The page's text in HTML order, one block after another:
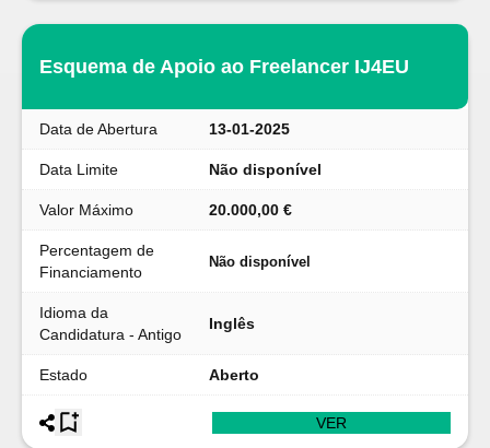
Esquema de Apoio ao Freelancer IJ4EU
Data de Abertura 13-01-2025
Data Limite Não disponível
Valor Máximo 20.000,00 €
Percentagem de
Financiamento
Não disponível
Idioma da
Candidatura - Antigo
Inglês
Estado Aberto
VER